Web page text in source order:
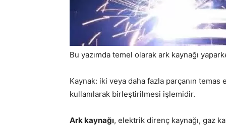
Bu yazımda temel olarak ark kaynağı
Kaynak: iki veya daha fazla parçanın temas
kullanılarak birleştirilmesi işlemidir.
Ark kaynağı, elektrik direnç kaynağı, gaz